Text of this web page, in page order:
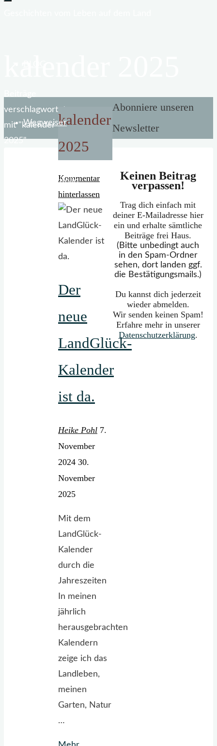
Wegweiser
Mein Portfolio
verschlagwortet
mit "kalender
2025"
kalender
2025
Kommentar
hinterlassen
Der
neue
LandGlück-
Kalender
ist da.
Heike Pohl 7.
November
2024 30.
November
2025
Mit dem
LandGlück-
Kalender
durch die
Jahreszeiten
In meinen
jährlich
herausgebrachten
Kalendern
zeige ich das
Landleben,
meinen
Garten, Natur
…
Abonniere unseren
Newsletter
Keinen Beitrag
verpassen!
Trag dich einfach mit
deiner E-Mailadresse hier
ein und erhalte sämtliche
Beiträge frei Haus.
(Bitte unbedingt auch
in den Spam-Ordner
sehen, dort landen ggf.
die Bestätigungsmails.)
Du kannst dich jederzeit
wieder abmelden.
Wir senden keinen Spam!
Erfahre mehr in unserer
Datenschutzerklärung.